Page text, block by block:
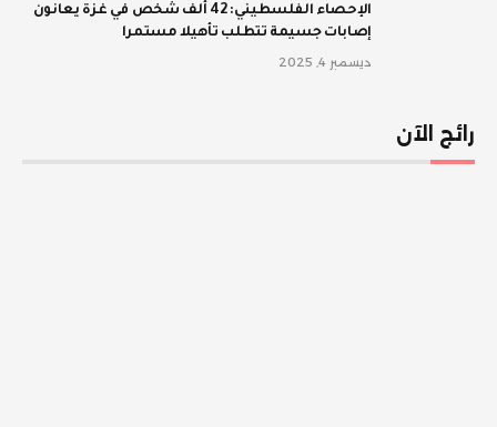
الإحصاء الفلسطيني: 42 ألف شخص في غزة يعانون
إصابات جسيمة تتطلب تأهيلا مستمرا
ديسمبر 4, 2025
رائج الآن